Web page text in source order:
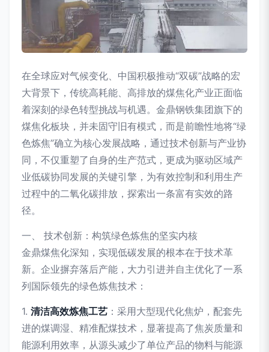
在全球应对气候变化、中国积极推动“双碳”战略的宏
大背景下，传统高耗能、高排放的煤焦化产业正面临
着深刻的绿色转型挑战与机遇。金鼎钢铁集团旗下的
煤焦化板块，并未固守旧有模式，而是前瞻性地将“绿
色炼焦”确立为核心发展战略，通过技术创新与产业协
同，不仅重塑了自身的生产范式，更成为驱动区域产
业低碳协同发展的关键引擎，为有效控制和利用生产
过程中的二氧化碳排放，探索出一条富有实效的路
径。
一、 技术创新：构筑绿色炼焦的坚实内核
金鼎煤焦化深知，实现低碳发展的根本在于技术革
新。企业摒弃落后产能，大力引进并自主优化了一系
列国际领先的绿色炼焦技术：
1. 清洁高效炼焦工艺 ：采用大型现代化焦炉，配套先
进的煤调湿、精准配煤技术，显著提高了焦炭质量和
能源利用效率，从源头减少了单位产品的物料与能源